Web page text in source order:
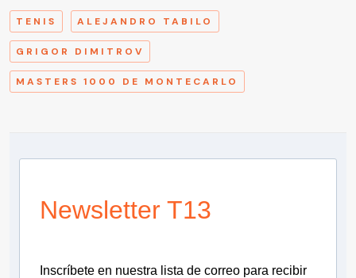
TENIS ALEJANDRO TABILO
GRIGOR DIMITROV
MASTERS 1000 DE MONTECARLO
Newsletter T13
Inscríbete en nuestra lista de correo para recibir